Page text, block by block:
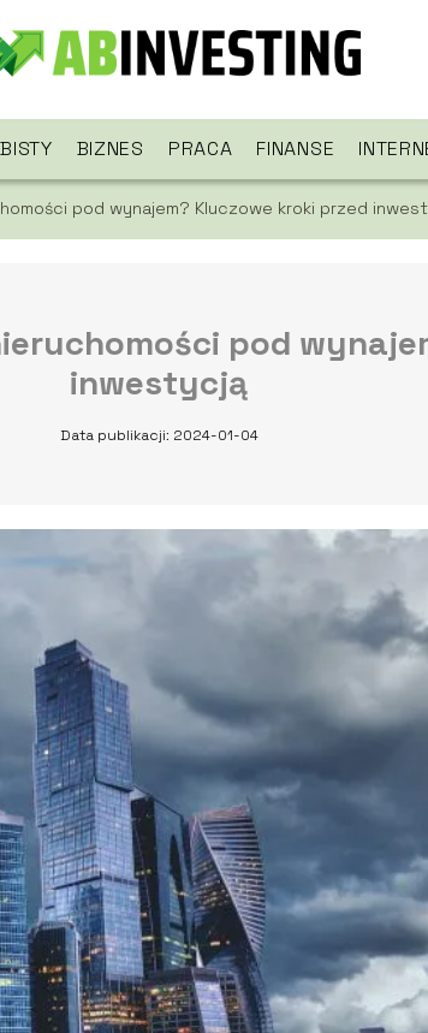
BIZNES PRACA FINANSE
pod wynajem? Kluczowe kroki przed
pod
inwestycją
Data publikacji: 2024-01-04